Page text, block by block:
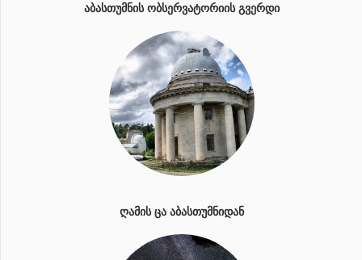
ᲐᲑᲐᲡᲗᲣᲛᲜᲘᲡ ᲝᲑᲡᲔᲠᲕᲐᲢᲝᲠᲘᲘᲡ ᲒᲕᲔᲠᲓᲘ
ᲦᲐᲛᲘᲡ ᲪᲐ ᲐᲑᲐᲡᲗᲣᲛᲜᲘᲓᲐᲜ